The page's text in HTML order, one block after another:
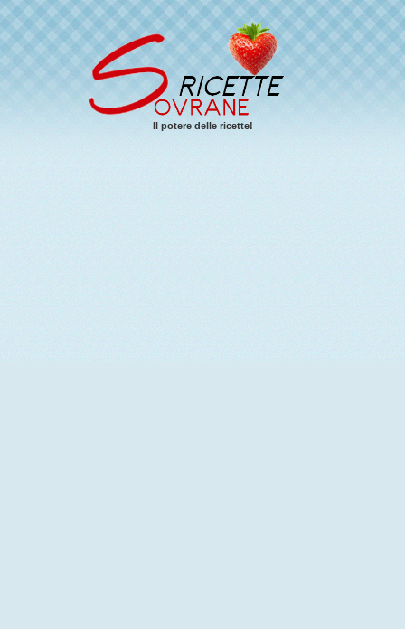
Il potere delle ricette!